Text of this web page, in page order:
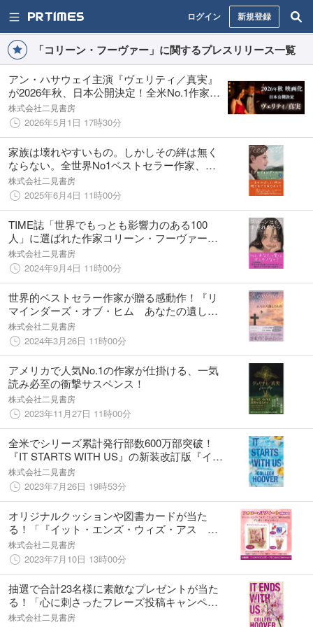
ログイン 新規登録
「コリーン・フーヴァー」に関するプレスリリース一覧
アン・ハサウェイ主演『ヴェリティ／真実』
が2026年秋、日本公開決定！全米No.1作家コ
リーン・フーヴァー原作、背筋も凍る“泥沼キ
スシーン”の特報映像と場面写真が解禁
株式会社二見書房
2026年5月1日 17時30分
家族は壊れやすいもの。しかしその絆は無く
ならない。全世界No1ベストセラー作家、コ
リーン・フーヴァーが贈る、家族の愛と再生
の物語。世界的大ヒットのYA小説『リグレテ
ィング・ユー』が本日発売！
株式会社二見書房
2025年6月4日 11時00分
TIME誌「世界でもっとも影響力のある100
人」に選ばれた作家コリーン・フーヴァー待
望の日本最新作『スローンはもう手遅れだか
ら』9/4全国書店で発売開始！！
株式会社二見書房
2024年9月4日 11時00分
世界的ベストセラー作家が贈る感動作！『リ
マインダーズ・オブ・ヒム あなたの遺した
もの』発売！
株式会社二見書房
2024年3月26日 11時00分
アメリカで人気No.1の作家が仕掛ける、一気
読み必至の衝撃サスペンス！
株式会社二見書房
2023年11月27日 11時00分
全米でシリーズ累計発行部数600万部突破！
『IT STARTS WITH US』の新装改訂版『イッ
ト・スターツ・ウィズ・アス ふたりから始
まる』ついに発売！さらに発売記念プレゼン
トキャンペーンも開催！
株式会社二見書房
2023年7月26日 19時53分
オリジナルクッションや図書カードが当た
る！「『イット・エンズ・ウィズ・アス ふ
たりで終わらせる』プレゼントキャンペー
ン」開催！
株式会社二見書房
2023年7月10日 13時00分
抽選で合計23名様に素敵なプレゼントが当た
る！「心に刺さったフレーズ投稿キャンペー
ン」開催！
株式会社二見書房